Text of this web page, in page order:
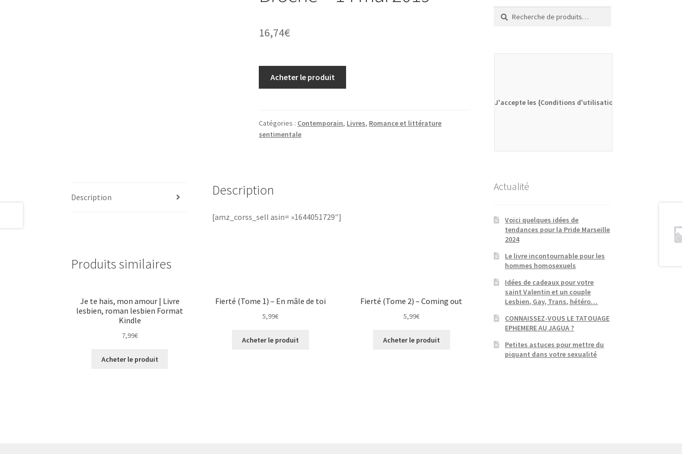
16,74€
Acheter le produit
Catégories : Contemporain, Livres, Romance et littérature
sentimentale
Description Description
[amz_corss_sell asin= »1644051729″]
Produits similaires
Je te hais, mon amour | Livre
lesbien, roman lesbien Format
Kindle
7,99€
Acheter le produit
Fierté (Tome 1) – En mâle de toi
5,99€
Acheter le produit
Fierté (Tome 2) – Coming out
5,99€
Acheter le produit
Recherche
pour :
Recherche
J'accepte les {Conditions d'utilisation}
Actualité
Voici quelques idées de
tendances pour la Pride Marseille
2024
Le livre incontournable pour les
hommes homosexuels
Idées de cadeaux pour votre
saint Valentin et un couple
Lesbien, Gay, Trans, hétéro…
CONNAISSEZ-VOUS LE TATOUAGE
EPHEMERE AU JAGUA ?
Petites astuces pour mettre du
piquant dans votre sexualité